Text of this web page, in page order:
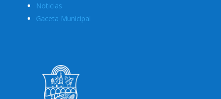
Noticias
Gaceta Municipal